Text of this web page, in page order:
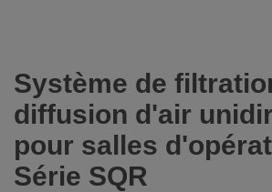
Système de
diffusion d'air
pour salles
Série SQR